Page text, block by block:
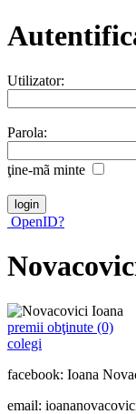
Utilizator:
Parola:
ţine-mã minte
OpenID?
premii obţinute (0)
colegi
facebook: Ioana
email: